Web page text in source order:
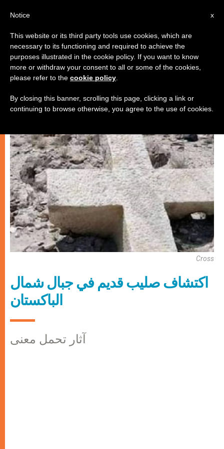
كنيسة محليّة
Cross
اكتشاف صليب قديم في جبال شمال
الباكستان
آثار تحمل معنى
x
Notice
This website or its third party tools use cookies, which are
necessary to its functioning and required to achieve the
purposes illustrated in the cookie policy. If you want to know
more or withdraw your consent to all or some of the cookies,
please refer to the cookie policy
By closing this banner, scrolling this page, clicking a link or
continuing to browse otherwise, you agree to the use of cookies.